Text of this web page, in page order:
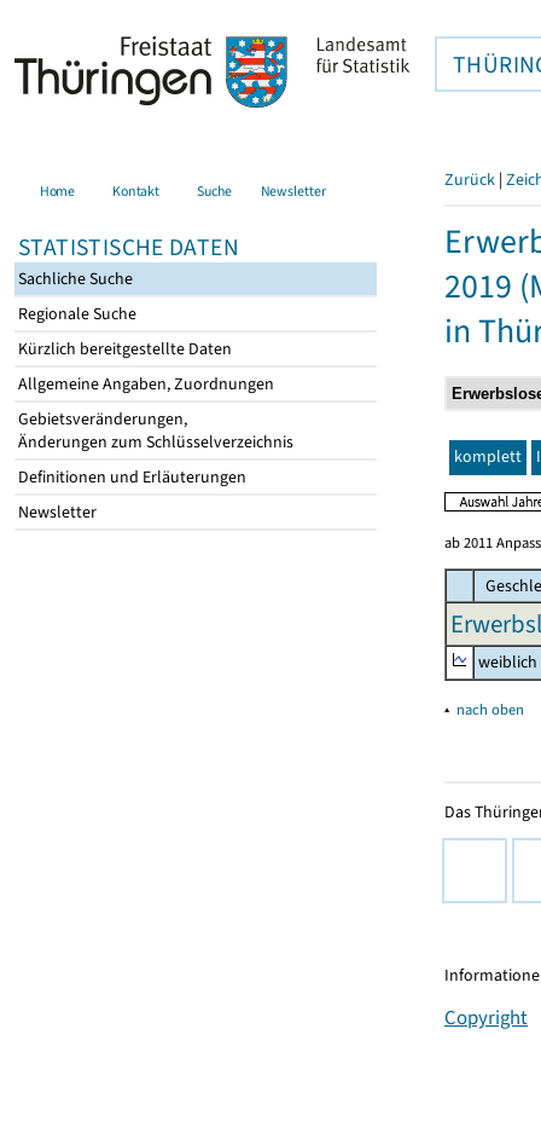
Home Kontakt Suche Newsletter
STATISTISCHE DATEN
Sachliche Suche
Regionale Suche
Kürzlich bereitgestellte Daten
Allgemeine Angaben, Zuordnungen
Gebietsveränderungen,
Änderungen zum Schlüsselverzeichnis
Definitionen und Erläuterungen
Newsletter
Zurück |
2019
in
komplett
ab 2011
weiblich
▴ nach oben
Das
Copyright